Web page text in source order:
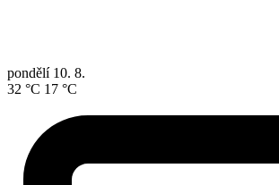
pondělí 10. 8.
32 °C 17 °C